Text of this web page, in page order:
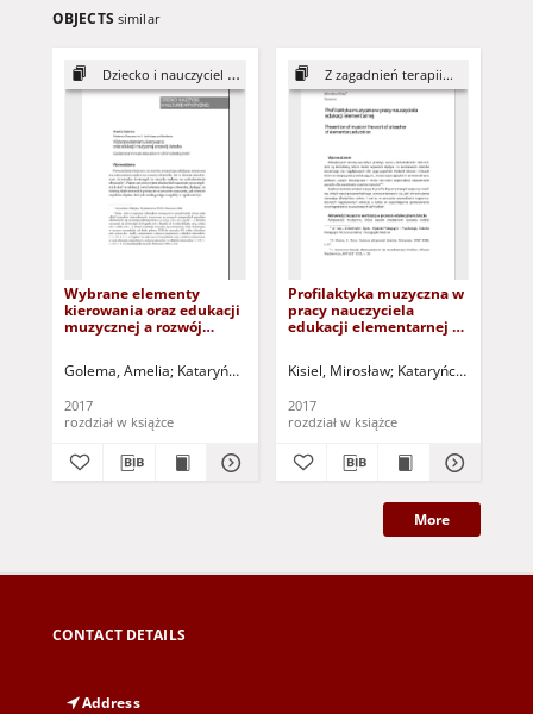
OBJECTS similar
Dziecko i nauczyciel w kulturze artystycznej
Wybrane elementy
kierowania oraz edukacji
muzycznej a rozwój
child`s development
Golema, Amelia Kataryńczuk-Mania, Lidia - red. nauk. Pasterniak-
2017
rozdział w książce
Z zagadnień terapii...
Profilaktyka muzyczna w
pracy nauczyciela
edukacji elementarnej =
elementary education
Kisiel, Mirosław Kataryńczuk-Mania,
2017
rozdział w książce
More
CONTACT DETAILS
Address